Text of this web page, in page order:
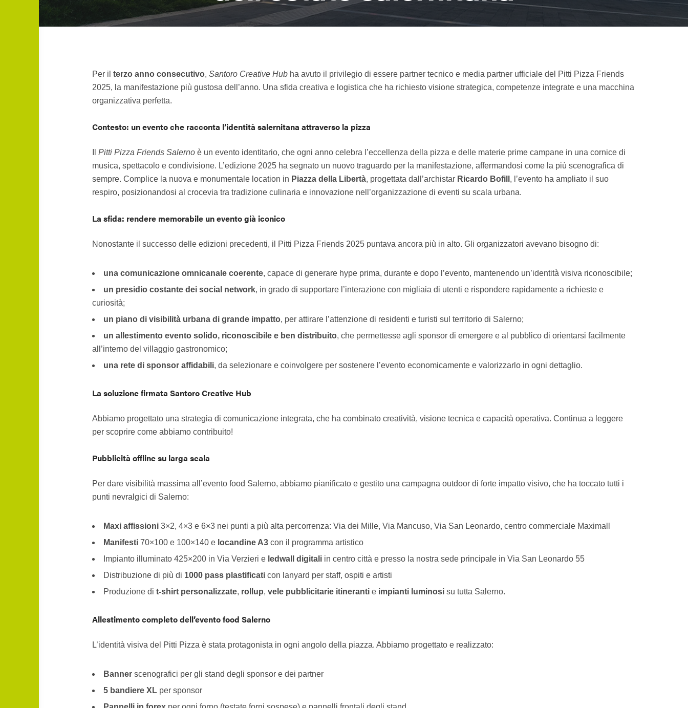
Per il terzo anno consecutivo, Santoro Creative Hubha avuto il privilegio di essere partner tecnico e media partner ufficiale del Pitti Pizza Friends
2025, la manifestazione più gustosa dell’anno. Una sfida creativa e logistica che ha richiesto visione strategica, competenze integrate e una macchina
organizzativa perfetta.
Contesto: un evento che racconta l’identità salernitana attraverso la pizza
Pitti Pizza Friends Salernoè un evento identitario, che ogni anno celebra l’eccellenza della pizza e delle materie prime campane in una cornice di
musica, spettacolo e condivisione. L’edizione 2025 ha segnato un nuovo traguardo per la manifestazione, affermandosi come la più scenografica di
sempre. Complice la nuova e monumentale location in Piazza della Libertà, progettata dall’archistar Ricardo Bofill , l’evento ha ampliato il suo
respiro, posizionandosi al crocevia tra tradizione culinaria e innovazione nell’organizzazione di eventi su scala urbana.
La sfida: rendere memorabile un evento già iconico
Nonostante il successo delle edizioni precedenti, il Pitti Pizza Friends 2025 puntava ancora più in alto. Gli organizzatori avevano bisogno di:
una comunicazione omnicanale coerente, capace di generare hype prima, durante e dopo l’evento, mantenendo un’identità visiva riconoscibile;
un presidio costante dei social network, in grado di supportare l’interazione con migliaia di utenti e rispondere rapidamente a richieste e
curiosità;
un piano di visibilità urbana di grande impatto, per attirare l’attenzione di residenti e turisti sul territorio di Salerno;
un allestimento evento solido, riconoscibile e ben distribuito, che permettesse agli sponsor di emergere e al pubblico di orientarsi facilmente
all’interno del villaggio gastronomico;
una rete di sponsor affidabili, da selezionare e coinvolgere per sostenere l’evento economicamente e valorizzarlo in ogni dettaglio.
La soluzione firmata Santoro Creative Hub
Abbiamo progettato una strategia di comunicazione integrata, che ha combinato creatività, visione tecnica e capacità operativa. Continua a leggere
per scoprire come abbiamo contribuito!
Pubblicità offline su larga scala
Per dare visibilità massima all’evento food Salerno, abbiamo pianificato e gestito una campagna outdoor di forte impatto visivo, che ha toccato tutti i
punti nevralgici di Salerno:
Maxi affissioni3×2, 4×3 e 6×3 nei punti a più alta percorrenza: Via dei Mille, Via Mancuso, Via San Leonardo, centro commerciale Maximall
Manifesti70×100 e 100×140 e locandine A3con il programma artistico
Impianto illuminato 425×200 in Via Verzieri e ledwall digitaliin centro città e presso la nostra sede principale in Via San Leonardo 55
Distribuzione di più di 1000 pass plastificaticon lanyard per staff, ospiti e artisti
Produzione di t-shirt personalizzate, rollup, vele pubblicitarie itinerantie impianti luminosisu tutta Salerno.
Allestimento completo dell’evento food Salerno
L’identità visiva del Pitti Pizza è stata protagonista in ogni angolo della piazza. Abbiamo progettato e realizzato:
Bannerscenografici per gli stand degli sponsor e dei partner
5 bandiere XLper sponsor